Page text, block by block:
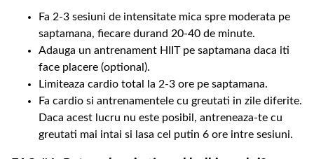
Fa 2-3 sesiuni de intensitate mica spre moderata pe
saptamana, fiecare durand 20-40 de minute.
Adauga un antrenament HIIT pe saptamana daca iti
face placere (optional).
Limiteaza cardio total la 2-3 ore pe saptamana.
Fa cardio si antrenamentele cu greutati in zile diferite.
Daca acest lucru nu este posibil, antreneaza-te cu
greutati mai intai si lasa cel putin 6 ore intre sesiuni.